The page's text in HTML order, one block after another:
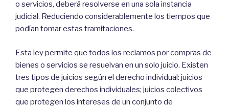
o servicios, deberá resolverse en una sola instancia
judicial. Reduciendo considerablemente los tiempos que
podían tomar estas tramitaciones.
Esta ley permite que todos los reclamos por compras de
bienes o servicios se resuelvan en un solo juicio. Existen
tres tipos de juicios según el derecho individual: juicios
que protegen derechos individuales; juicios colectivos
que protegen los intereses de un conjunto de